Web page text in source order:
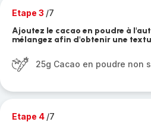
Etape 3 /7
Ajoutez le cacao en poudre à
mélangez afin d'obtenir une
25g Cacao en poudre non
Etape 4 /7